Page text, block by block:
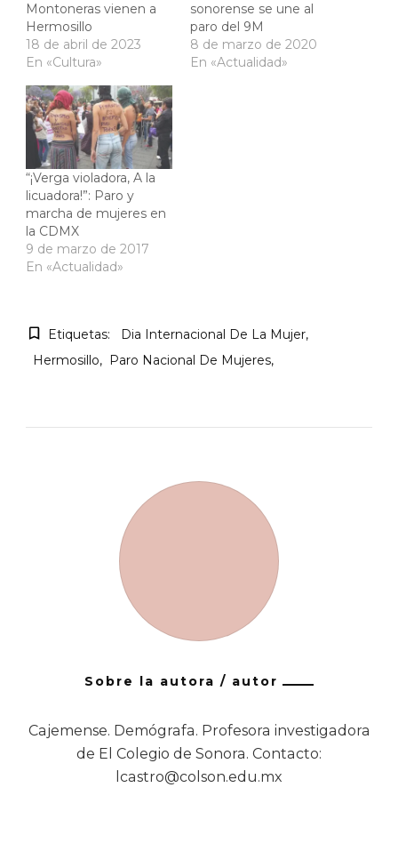
Montoneras vienen a
Hermosillo
18 de abril de 2023
En «Cultura»
sonorense se une al
paro del 9M
8 de marzo de 2020
En «Actualidad»
“¡Verga violadora, A la
licuadora!”: Paro y
marcha de mujeres en
la CDMX
9 de marzo de 2017
En «Actualidad»
Etiquetas:
Dia Internacional De La Mujer
Hermosillo
Paro Nacional De Mujeres
Sobre la autora / autor
Cajemense. Demógrafa. Profesora investigadora
de El Colegio de Sonora. Contacto:
lcastro@colson.edu.mx